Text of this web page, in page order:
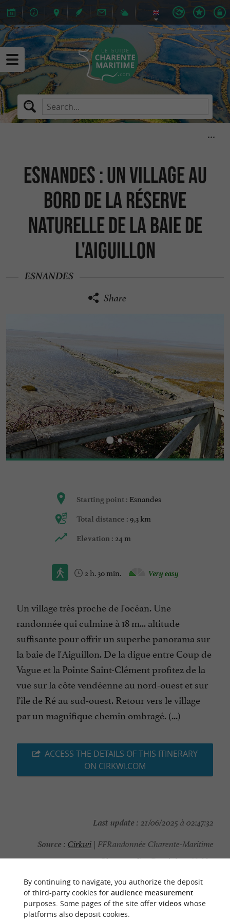
Esnandes : un village au
bord de la réserve
naturelle de la baie de
l'Aiguillon
ESNANDES
Share
Starting point : Esnandes
Total distance : 9,3 km
Elevation : 24 m
2 h. 30 min. Very easy
Un village très proche de l'océan. Une
randonnée qui culmine à 18 m... altitude
suffisante pour offrir un superbe panorama sur
la baie de l'Aiguillon. De la digue entre Coup de
Vague et la Pointe Saint-Clément profitez de la
vue sur la côte vendéenne au nord-ouest et sur
l'île de Ré au sud-ouest. Retour vers le village
par un magnifique chemin ombragé. (...)
ACCESS THE DETAILS OF THIS ITINERARY
ON CIRKWI.COM
Last update : 21/06/2025 à 02:47:32
Source : Cirkwi | FFRandonnée Charente-Maritime
Photo credit :Dominique Noblet
By continuing to navigate, you authorize the deposit
of third-party cookies for audience measurement
purposes. Some pages of the site offer videoswhose
platforms also deposit cookies.